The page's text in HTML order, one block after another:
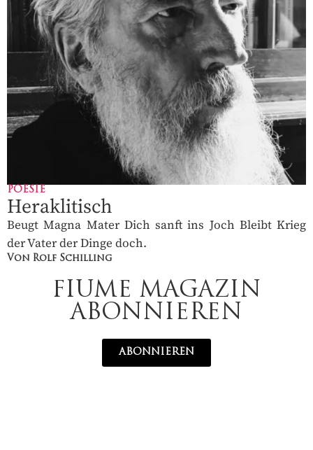
POESIE
Heraklitisch
Beugt Magna Mater Dich sanft ins Joch Bleibt Krieg
der Vater der Dinge doch.
Von Rolf Schilling
FIUME MAGAZIN
ABONNIEREN
ABONNIEREN